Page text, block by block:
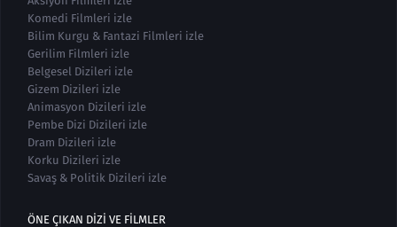
Komedi Filmleri izle
Bilim Kurgu & Fantazi Filmleri izle
Gerilim Filmleri izle
Belgesel Dizileri izle
Gizem Dizileri izle
Animasyon Dizileri izle
Pembe Dizi Dizileri izle
Dram Dizileri izle
Korku Dizileri izle
Savaş & Politik Dizileri izle
ÖNE ÇIKAN DIZI VE FILMLER